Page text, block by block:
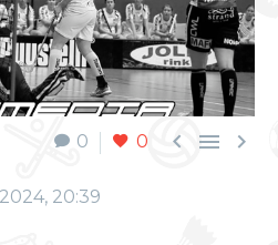
0 0   
20:39